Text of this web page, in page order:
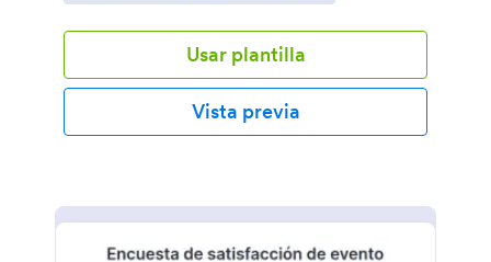
Usar plantilla
Vista previa